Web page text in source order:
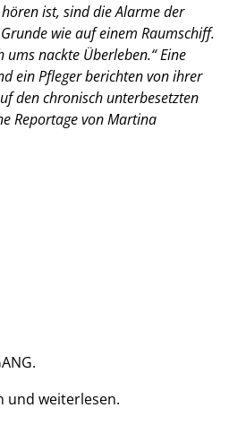
ist, sind die Alarme der
wie auf einem Raumschiff.
ums nackte Überleben.“ Eine
ein Pfleger berichten von ihrer
den chronisch unterbesetzten
Reportage von Martina
und weiterlesen.